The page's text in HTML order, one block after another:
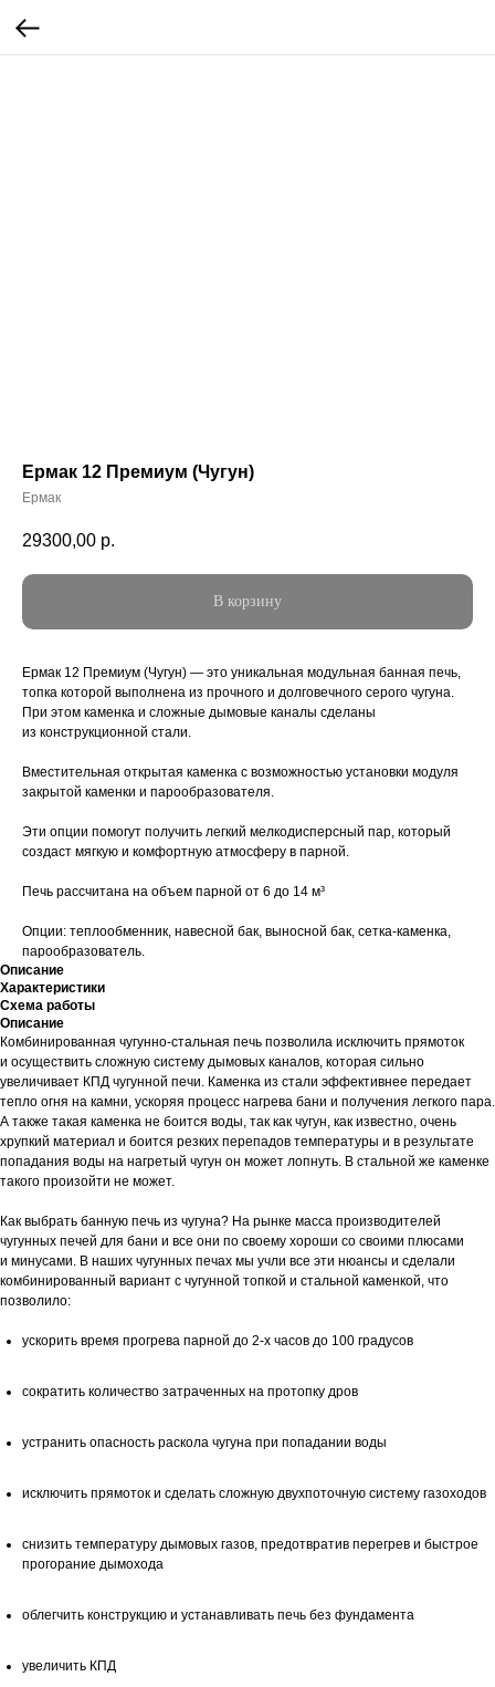
Ермак 12 Премиум (Чугун)
Ермак
29300,00 р.
В корзину
Ермак 12 Премиум (Чугун) — это уникальная модульная банная печь,
топка которой выполнена из прочного и долговечного серого чугуна.
При этом каменка и сложные дымовые каналы сделаны
из конструкционной стали.
Вместительная открытая каменка с возможностью установки модуля
закрытой каменки и парообразователя.
Эти опции помогут получить легкий мелкодисперсный пар, который
создаст мягкую и комфортную атмосферу в парной.
Печь рассчитана на объем парной от 6 до 14 м³
Опции: теплообменник, навесной бак, выносной бак, сетка-каменка,
парообразователь.
Описание
Характеристики
Схема работы
Описание
Комбинированная чугунно-стальная печь позволила исключить прямоток
и осуществить сложную систему дымовых каналов, которая сильно
увеличивает КПД чугунной печи. Каменка из стали эффективнее передает
тепло огня на камни, ускоряя процесс нагрева бани и получения легкого пара.
А также такая каменка не боится воды, так как чугун, как известно, очень
хрупкий материал и боится резких перепадов температуры и в результате
попадания воды на нагретый чугун он может лопнуть. В стальной же каменке
такого произойти не может.
Как выбрать банную печь из чугуна? На рынке масса производителей
чугунных печей для бани и все они по своему хороши со своими плюсами
и минусами. В наших чугунных печах мы учли все эти нюансы и сделали
комбинированный вариант с чугунной топкой и стальной каменкой, что
позволило:
ускорить время прогрева парной до 2-х часов до 100 градусов
сократить количество затраченных на протопку дров
устранить опасность раскола чугуна при попадании воды
исключить прямоток и сделать сложную двухпоточную систему газоходов
снизить температуру дымовых газов, предотвратив перегрев и быстрое
прогорание дымохода
облегчить конструкцию и устанавливать печь без фундамента
увеличить КПД